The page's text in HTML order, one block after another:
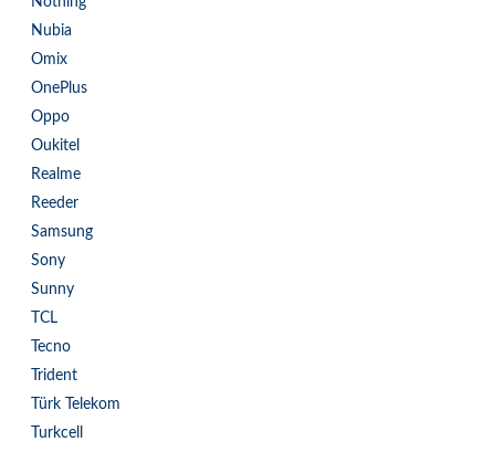
Nubia
Omix
OnePlus
Oppo
Oukitel
Realme
Reeder
Samsung
Sony
Sunny
TCL
Tecno
Trident
Türk Telekom
Turkcell